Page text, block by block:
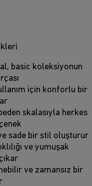
basic koleksiyonun
için konforlu bir
skalasıyla herkes
sade bir stil oluşturur
ve yumuşak
ve zamansız bir